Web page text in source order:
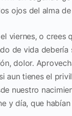
ojos del alma
viernes, o crees
de vida
dolor.
aun tienes el
nuestro
y día, que